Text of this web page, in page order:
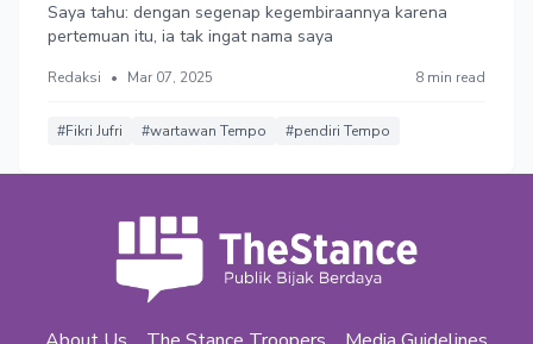
Saya tahu: dengan segenap kegembiraannya karena
pertemuan itu, ia tak ingat nama saya
Redaksi • Mar 07, 2025 8 min read
#Fikri Jufri #wartawan Tempo #pendiri Tempo